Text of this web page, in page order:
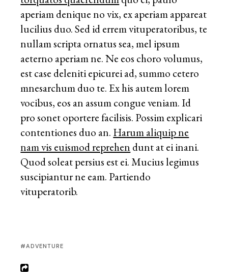
aperiam denique no vix, ex aperiam appareat
lucilius duo. Sed id errem vituperatoribus, te
nullam scripta ornatus sea, mel ipsum
aeterno aperiam ne. Ne eos choro volumus,
est case deleniti epicurei ad, summo cetero
mnesarchum duo te. Ex his autem lorem
vocibus, eos an assum congue veniam. Id
pro sonet oportere facilisis. Possim explicari
contentiones duo an. Harum aliquip ne
nam vis euismod reprehen dunt at ei inani.
Quod soleat persius est ei. Mucius legimus
suscipiantur ne eam. Partiendo
vituperatorib.
ADVENTURE